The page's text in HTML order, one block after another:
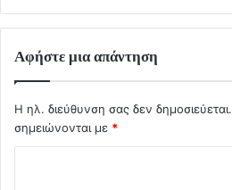
Αφήστε μια απάντηση
Η ηλ. διεύθυνση σας δεν δημοσιεύεται.
σημειώνονται με *